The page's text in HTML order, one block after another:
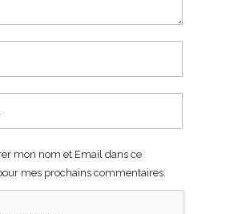
mon nom et Email dans ce
mes prochains commentaires.